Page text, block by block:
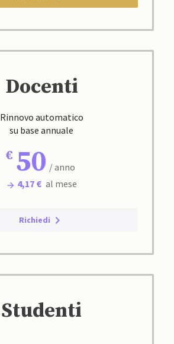
Docenti
Rinnovo automatico
su base annuale
50 / anno
4,17 € al mese
Richiedi
Studenti